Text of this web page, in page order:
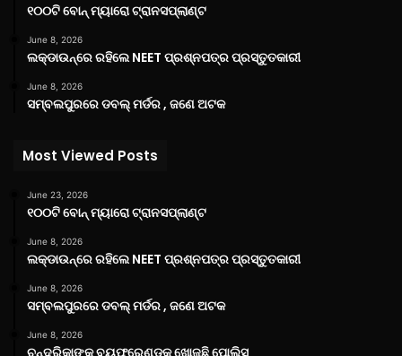
୧୦୦ଟି ବୋନ୍ ମ୍ୟାରୋ ଟ୍ରାନସପ୍ଲାଣ୍ଟ
June 8, 2026
ଲକ୍‌ଡାଉନ୍‌ରେ ରହିଲେ NEET ପ୍ରଶ୍ନପତ୍ର ପ୍ରସ୍ତୁତକାରୀ
June 8, 2026
ସମ୍ବଲପୁରରେ ଡବଲ୍ ମର୍ଡର , ଜଣେ ଅଟକ
Most Viewed Posts
June 23, 2026
୧୦୦ଟି ବୋନ୍ ମ୍ୟାରୋ ଟ୍ରାନସପ୍ଲାଣ୍ଟ
June 8, 2026
ଲକ୍‌ଡାଉନ୍‌ରେ ରହିଲେ NEET ପ୍ରଶ୍ନପତ୍ର ପ୍ରସ୍ତୁତକାରୀ
June 8, 2026
ସମ୍ବଲପୁରରେ ଡବଲ୍ ମର୍ଡର , ଜଣେ ଅଟକ
June 8, 2026
ଚନ୍ଦ୍ରିକାଙ୍କ ବୟଫ୍ରେଣ୍ଡକୁ ଖୋଜୁଛି ପୋଲିସ